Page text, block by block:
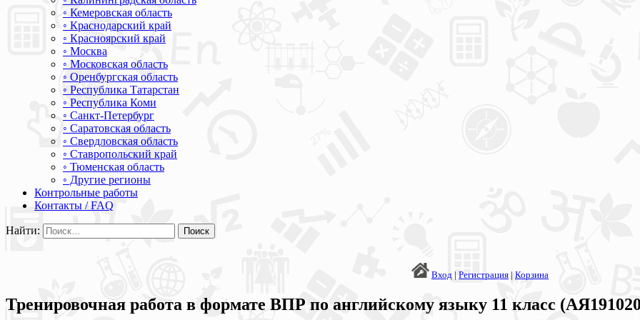
◦ Кемеровская область
◦ Краснодарский край
◦ Красноярский край
◦ Москва
◦ Московская область
◦ Оренбургская область
◦ Республика Татарстан
◦ Республика Коми
◦ Санкт-Петербург
◦ Саратовская область
◦ Свердловская область
◦ Ставропольский край
◦ Тюменская область
◦ Другие регионы
Контрольные работы
Контакты / FAQ
Найти:
Вход | Регистрация | Корзина
Тренировочная работа в формате ВПР по английскому языку 11 класс